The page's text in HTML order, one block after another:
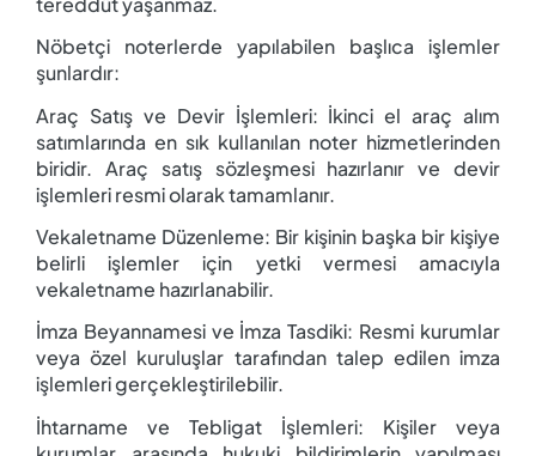
Nöbetçi noterlerde yapılabilen başlıca işlemler
şunlardır:
Araç Satış ve Devir İşlemleri: İkinci el araç alım
satımlarında en sık kullanılan noter hizmetlerinden
biridir. Araç satış sözleşmesi hazırlanır ve devir
işlemleri resmi olarak tamamlanır.
Vekaletname Düzenleme: Bir kişinin başka bir kişiye
belirli işlemler için yetki vermesi amacıyla
vekaletname hazırlanabilir.
İmza Beyannamesi ve İmza Tasdiki: Resmi kurumlar
veya özel kuruluşlar tarafından talep edilen imza
işlemleri gerçekleştirilebilir.
İhtarname ve Tebligat İşlemleri: Kişiler veya